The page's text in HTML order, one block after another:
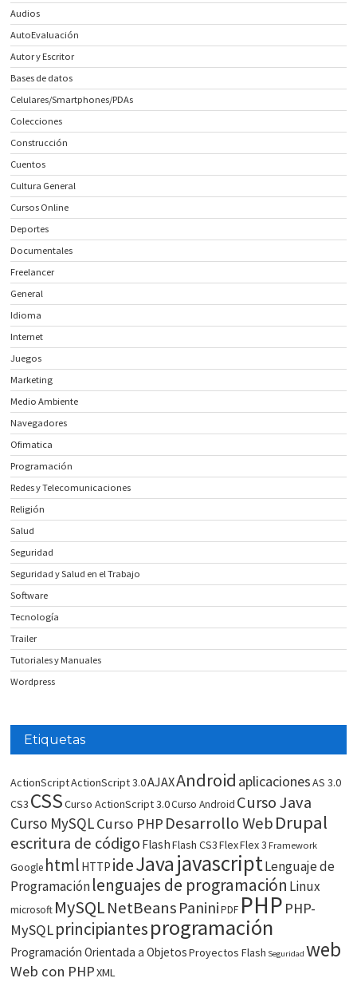
Audios
AutoEvaluación
Autor y Escritor
Bases de datos
Celulares/Smartphones/PDAs
Colecciones
Construcción
Cuentos
Cultura General
Cursos Online
Deportes
Documentales
Freelancer
General
Idioma
Internet
Juegos
Marketing
Medio Ambiente
Navegadores
Ofimatica
Programación
Redes y Telecomunicaciones
Religión
Salud
Seguridad
Seguridad y Salud en el Trabajo
Software
Tecnología
Trailer
Tutoriales y Manuales
Wordpress
Etiquetas
ActionScriptActionScript 3.0AJAXAndroid aplicacionesAS 3.0
CS3 CSSCurso ActionScript 3.0Curso Android Curso Java
Curso MySQLCurso PHP Desarrollo WebDrupal
escritura de código FlashFlash CS3FlexFlex 3 Framework
Google html HTTP ideJavajavascriptLenguaje de
Programaciónlenguajes de programación Linux
microsoft MySQLNetBeans Panini PDF PHP PHP-
MySQLprincipiantesprogramación
Programación Orientada a ObjetosProyectos Flash Seguridad web
Web con PHPXML